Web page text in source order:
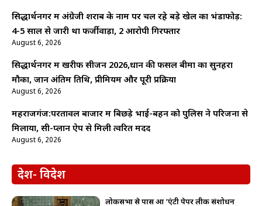
सिद्धार्थनगर में अंग्रेजी शराब के नाम पर चल रहे बड़े खेल का भंडाफोड़:
4-5 साल से जारी था फर्जीवाड़ा, 2 आरोपी गिरफ्तार
August 6, 2026
सिद्धार्थनगर में खरीफ सीजन 2026,धान की फसल बीमा का सुनहरा
मौका, जानें अंतिम तिथि, प्रीमियम और पूरी प्रक्रिया
August 6, 2026
महराजगंज:परतावल बाजार में बिछड़े भाई-बहन को पुलिस ने परिजनों से
मिलाया, सी-प्लान ऐप से मिली त्वरित मदद
August 6, 2026
देश- विदेश
लोकसभा से पास हुआ ‘एंटी पेपर लीक संशोधन